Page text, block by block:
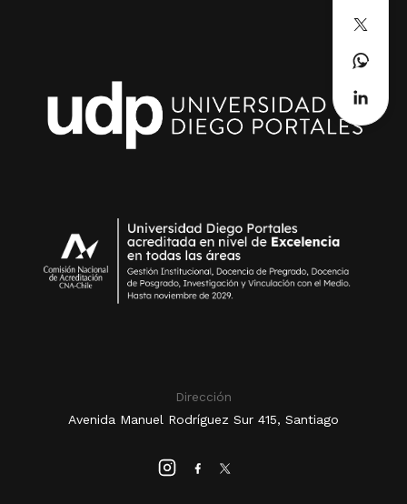
Dirección
Avenida Manuel Rodríguez Sur 415, Santiago